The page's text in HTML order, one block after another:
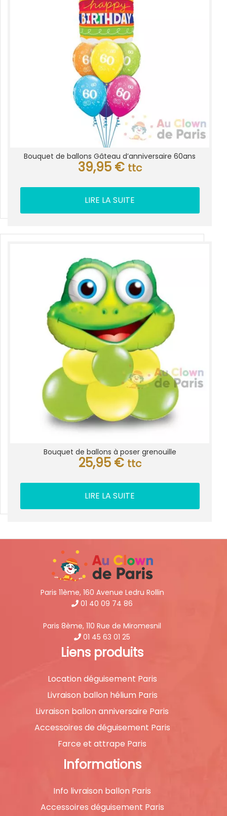
Bouquet de ballons Gâteau d’anniversaire 60ans
39,95 € ttc
LIRE LA SUITE
Bouquet de ballons à poser grenouille
25,95 € ttc
LIRE LA SUITE
Paris 11ème, 160 Avenue Ledru Rollin
01 40 09 74 86
Paris 8ème, 110 Rue de Miromesnil
01 45 63 01 25
Liens produits
Location déguisement Paris
Livraison ballon hélium Paris
Livraison ballon anniversaire Paris
Accessoires de déguisement Paris
Farce et attrape Paris
Informations
Info livraison ballon Paris
Accessoires déguisement Paris